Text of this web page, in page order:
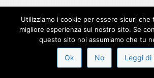
Utilizziamo i cookie per essere sicuri che
migliore esperienza sul nostro sito. Se
questo sito noi assumiamo che tu
Ok No Leggi di